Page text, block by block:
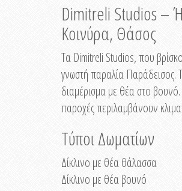
Dimitreli Studios –
Κοινύρα, Θάσος
Τα Dimitreli Studios, που
γνωστή παραλία Παράδεισος.
διαμέρισμα με θέα στο
παροχές περιλαμβάνουν
Τύποι Δωματίων
Δίκλινο με θέα θάλασσα
Δίκλινο με θέα βουνό